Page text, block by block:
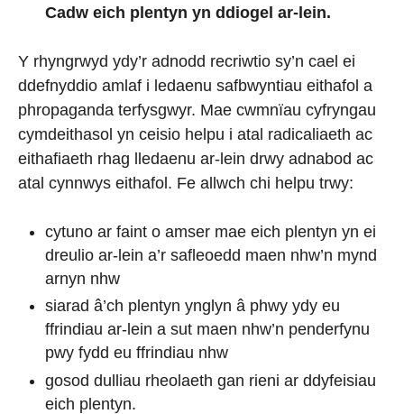
Cadw eich plentyn yn ddiogel ar-lein.
Y rhyngrwyd ydy’r adnodd recriwtio sy’n cael ei
ddefnyddio amlaf i ledaenu safbwyntiau eithafol a
phropaganda terfysgwyr. Mae cwmnïau cyfryngau
cymdeithasol yn ceisio helpu i atal radicaliaeth ac
eithafiaeth rhag lledaenu ar-lein drwy adnabod ac
atal cynnwys eithafol. Fe allwch chi helpu trwy:
cytuno ar faint o amser mae eich plentyn yn ei
dreulio ar-lein a’r safleoedd maen nhw’n mynd
arnyn nhw
siarad â’ch plentyn ynglyn â phwy ydy eu
ffrindiau ar-lein a sut maen nhw’n penderfynu
pwy fydd eu ffrindiau nhw
gosod dulliau rheolaeth gan rieni ar ddyfeisiau
eich plentyn.